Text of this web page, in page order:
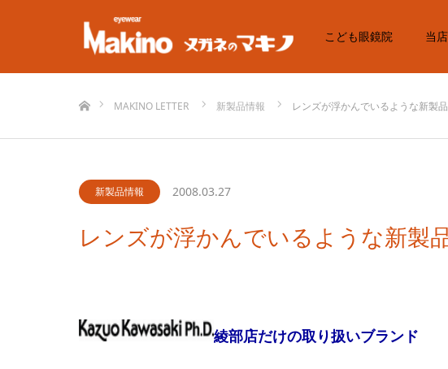
こども眼鏡院 当
MAKINO LETTER
新製品情報 レンズが浮かんでいるような新製品
新製品情報 2008.03.27
レンズが浮かんでいるような新製
綾部店だけの取り扱いブランド